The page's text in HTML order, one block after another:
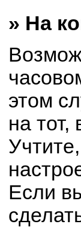
» На
этом
на тот,
Если